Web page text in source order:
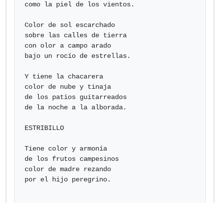
como la piel de los vientos.
Color de sol escarchado
sobre las calles de tierra
con olor a campo arado
bajo un rocío de estrellas.
Y tiene la chacarera
color de nube y tinaja
de los patios guitarreados
de la noche a la alborada.
ESTRIBILLO
Tiene color y armonía
de los frutos campesinos
color de madre rezando
por el hijo peregrino.